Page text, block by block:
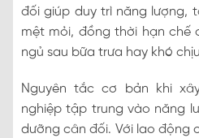
đối giúp duy trì năng lượng,
mệt mỏi, đồng thời hạn chế
ngủ sau bữa trưa hay khó
Nguyên tắc cơ bản khi
nghiệp tập trung vào năng
dưỡng cân đối. Với lao động